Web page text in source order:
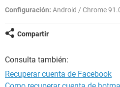
Configuración: Android / Chrome
Compartir
Consulta también:
Recuperar cuenta de Facebook